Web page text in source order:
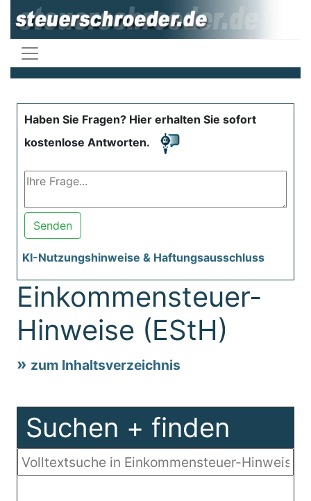
Haben Sie Fragen? Hier erhalten Sie sofort
kostenlose Antworten.
Senden
KI-Nutzungshinweise & Haftungsausschluss
Einkommensteuer-
Hinweise (EStH)
zum Inhaltsverzeichnis
Suchen + finden